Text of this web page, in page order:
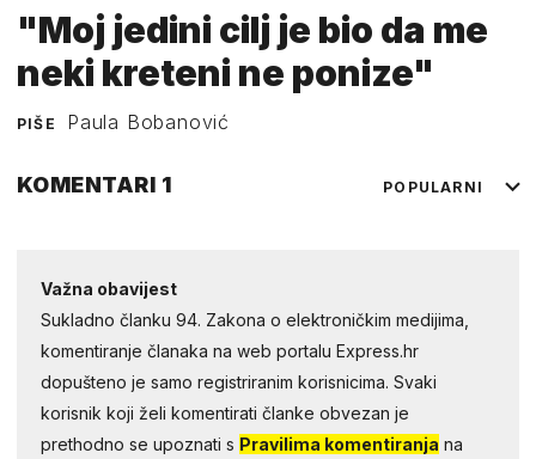
"Moj jedini cilj je bio da me
neki kreteni ne ponize"
PIŠE Paula Bobanović
KOMENTARI 1 POPULARNI
Važna obavijest
Sukladno članku 94. Zakona o elektroničkim medijima,
komentiranje članaka na web portalu Express.hr
dopušteno je samo registriranim korisnicima. Svaki
korisnik koji želi komentirati članke obvezan je
prethodno se upoznati s Pravilima komentiranja na